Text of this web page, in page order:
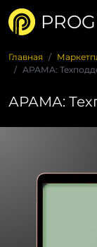
Главная
АРАМА:
АРАМА: